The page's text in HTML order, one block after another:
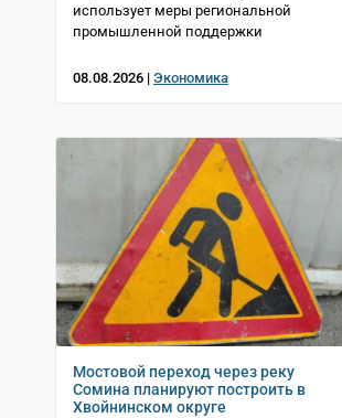
использует меры региональной
промышленной поддержки
08.08.2026 | Экономика
Мостовой переход через реку
Сомина планируют построить в
Хвойнинском округе